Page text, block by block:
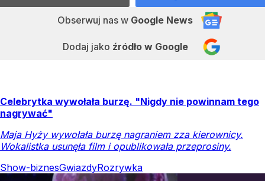
Obserwuj nas w Google News
Dodaj jako źródło w Google
Celebrytka wywołała burzę. "Nigdy nie powinnam tego
nagrywać"
Maja Hyży wywołała burzę nagraniem zza kierownicy.
Wokalistka usunęła film i opublikowała przeprosiny.
Show-biznesGwiazdyRozrywka